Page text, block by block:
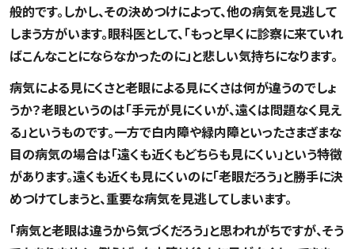
般的です。しかし、その決めつけによって、他の病気を見逃して
しまう方がいます。眼科医として、「もっと早くに診察に来ていれ
ばこんなことにならなかったのに」と悲しい気持ちになります。
病気による見にくさと老眼による見にくさは何が違うのでしょ
うか？老眼というのは「手元が見にくいが、遠くは問題なく見え
る」というものです。一方で白内障や緑内障といったさまざまな
目の病気の場合は「遠くも近くもどちらも見にくい」という特徴
があります。遠くも近くも見にくいのに「老眼だろう」と勝手に決
めつけてしまうと、重要な病気を見逃してしまいます。
「病気と老眼は違うから気づくだろう」と思われがちですが、そう